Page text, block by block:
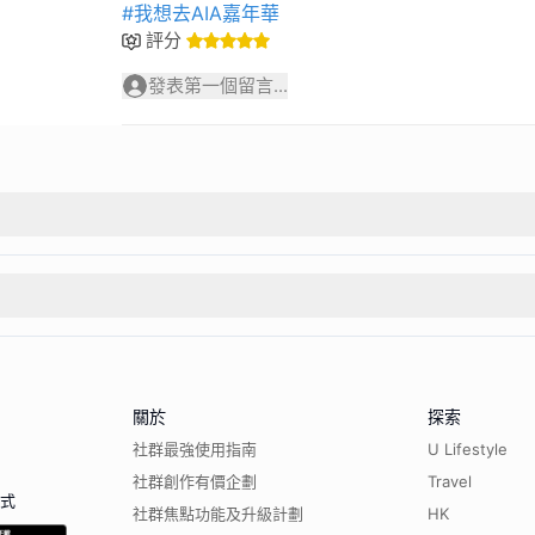
#我想去AIA嘉年華
評分
發表第一個留言...
關於
社群最強使用指南
社群創作有價企劃
社群焦點功能及升級計劃
探索
U Lifestyle
Travel
HK